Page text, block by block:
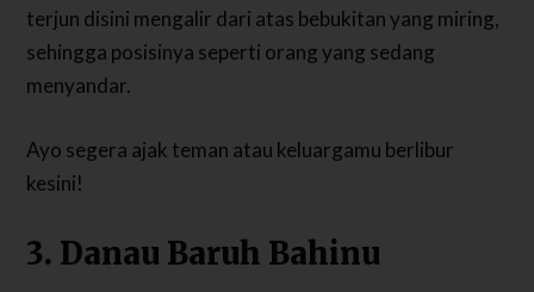
terjun disini mengalir dari atas bebukitan yang miring,
sehingga posisinya seperti orang yang sedang
menyandar.
Ayo segera ajak teman atau keluargamu berlibur
kesini!
3. Danau Baruh Bahinu